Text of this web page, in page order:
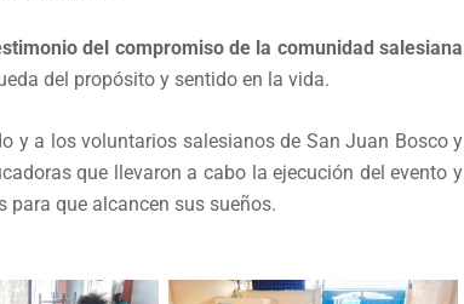
del compromiso de la comunidad salesiana
del propósito y sentido en la vida.
y a los voluntarios salesianos de San Juan Bosco y
que llevaron a cabo la ejecución del evento y
que alcancen sus sueños.